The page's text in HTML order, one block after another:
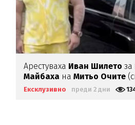
Арестуваха Иван Шилетоза
Майбаха наМитьо Очите
Ексклузивно преди 2 дни